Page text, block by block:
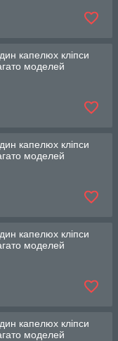
капелюх кліпси
моделей
капелюх кліпси
моделей
капелюх кліпси
моделей
капелюх кліпси
моделей